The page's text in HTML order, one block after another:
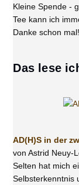
Kleine Spende -
Tee kann ich
Danke schon
Das lese
AD(H)S in der
von Astrid Neuy-
Selten hat mich
Selbsterkenntnis